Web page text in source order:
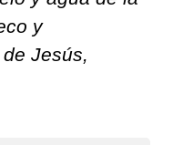
y
Jesús,